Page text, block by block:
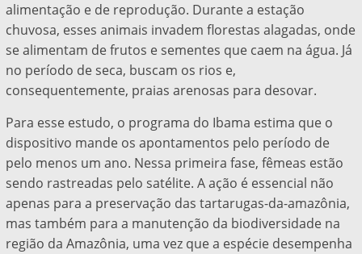
alimentação e de reprodução. Durante a estação
chuvosa, esses animais invadem florestas alagadas, onde
se alimentam de frutos e sementes que caem na água. Já
no período de seca, buscam os rios e,
consequentemente, praias arenosas para desovar.
Para esse estudo, o programa do Ibama estima que o
dispositivo mande os apontamentos pelo período de
pelo menos um ano. Nessa primeira fase, fêmeas estão
sendo rastreadas pelo satélite. A ação é essencial não
apenas para a preservação das tartarugas-da-amazônia,
mas também para a manutenção da biodiversidade na
região da Amazônia, uma vez que a espécie desempenha